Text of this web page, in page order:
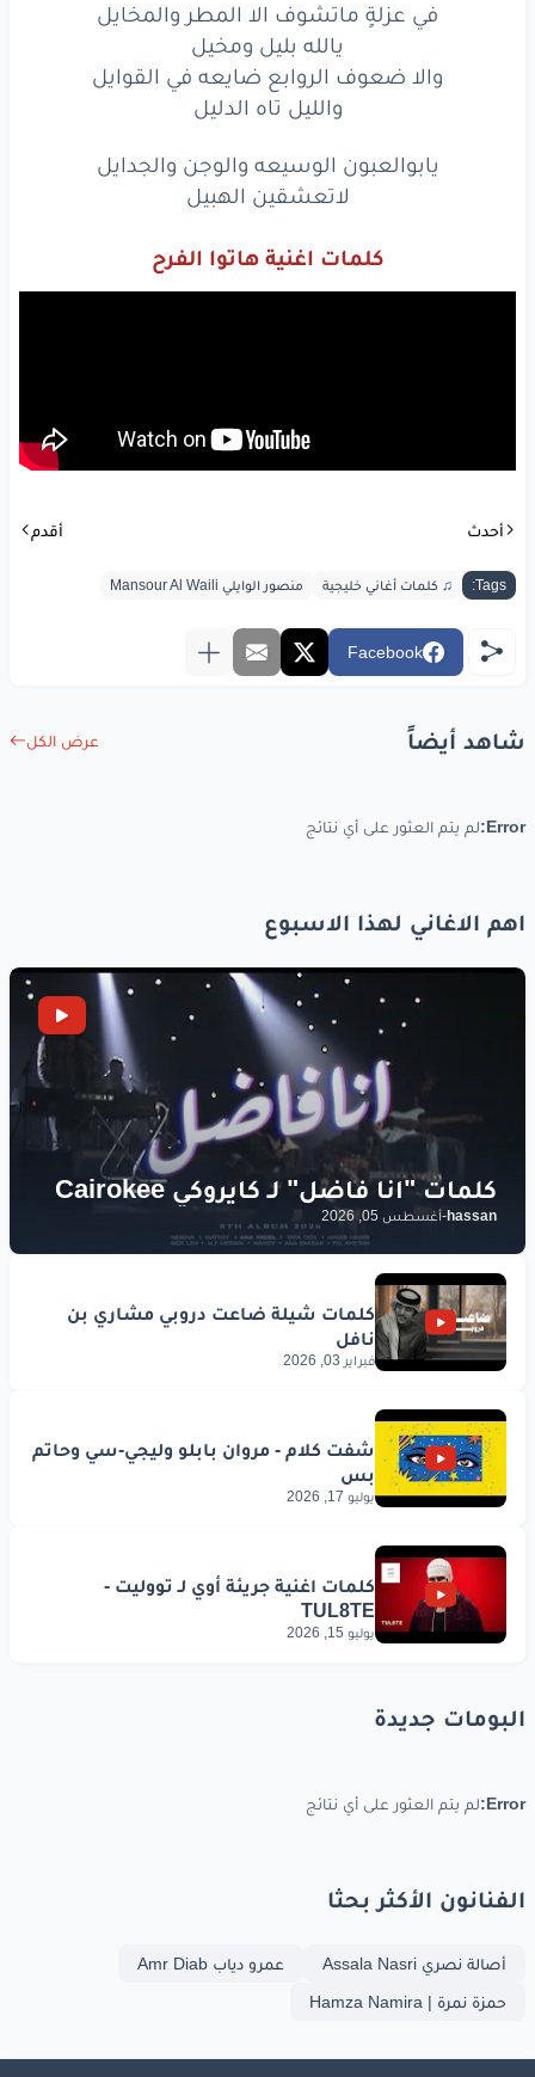
في عزلةٍ ماتشوف الا المطر والمخايل
يالله بليل ومخيل
والا ضعوف الروابع ضايعه في القوايل
والليل تاه الدليل
يابوالعبون الوسيعه والوجن والجدايل
لاتعشقين الهبيل
كلمات اغنية هاتوا الفرح
أحدث أقدم
Tags: ♫ كلمات أغاني خليجية منصور الوايلي Mansour Al Waili
Facebook
شاهد أيضاً عرض الكل
Error: لم يتم العثور على أي نتائج
اهم الاغاني لهذا الاسبوع
hassan
-أغسطس 05, 2026
فبراير 03, 2026
يوليو 17, 2026
يوليو 15, 2026
البومات جديدة
Error: لم يتم العثور على أي نتائج
الفنانون الأكثر بحثا
أصالة نصري Assala Nasri
عمرو دياب Amr Diab
حمزة نمرة | Hamza Namira